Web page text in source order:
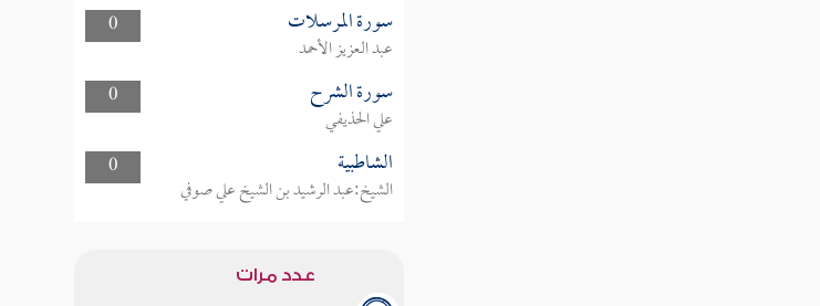
0
سورة المرسلات
عبد العزيز الأحمد
0
سورة الشرح
علي الحذيفي
0
الشاطبية
الشيخ:عبد الرشيد بن الشيخ علي صوفي
عدد مرات